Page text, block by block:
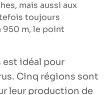
mais aussi aux
toujours
950 m, le point
idéal pour
Cinq régions sont
leur production de